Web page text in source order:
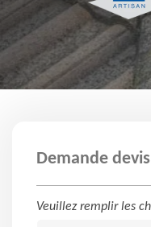
Demande
Veuillez remplir les